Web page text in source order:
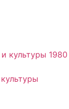
культуры 1980